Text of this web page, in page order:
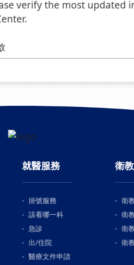
verify the most
就醫服務
掛號服務
該看哪一科
急診
出/住院
醫療文件申請
衛
衛
衛
衛
衛